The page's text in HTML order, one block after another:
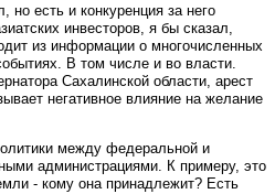
но есть и конкуренция за него
инвесторов, я бы сказал,
из информации о многочисленных
В том числе и во власти.
Сахалинской области, арест
негативное влияние на желание
между федеральной и
администрациями. К примеру, это
- кому она принадлежит? Есть